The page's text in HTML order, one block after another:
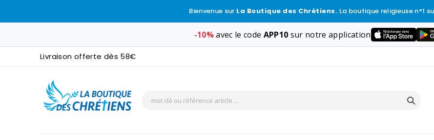
Bienvenue sur La Boutique des Chrétiens. La boutique religieuse n°1
-10%avec le code APP10 sur notre application
Livraison offerte dès 58€